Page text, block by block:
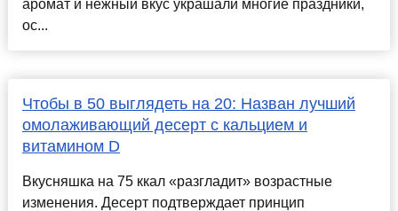
аромат и нежный вкус украшали многие праздники,
ос...
Чтобы в 50 выглядеть на 20: Назван лучший
омолаживающий десерт с кальцием и
витамином D
Вкусняшка на 75 ккал «разгладит» возрастные
изменения. Десерт подтверждает принцип